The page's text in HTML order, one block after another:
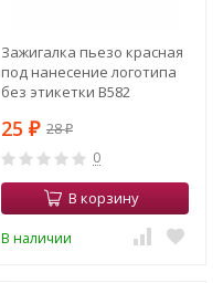
Зажигалка пьезо красная
под нанесение логотипа
без этикетки В582
25 ₽ 28₽
0
В корзину
В наличии